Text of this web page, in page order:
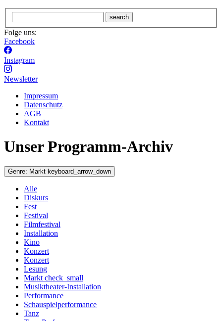
search
Folge uns:
Facebook
Instagram
Newsletter
Impressum
Datenschutz
AGB
Kontakt
Unser Programm-Archiv
Genre: Markt keyboard_arrow_down
Alle
Diskurs
Fest
Festival
Filmfestival
Installation
Kino
Konzert
Konzert
Lesung
Marktcheck_small
Musiktheater-Installation
Performance
Schauspielperformance
Tanz